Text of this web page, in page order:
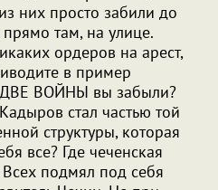
них просто забили до
там, на улице.
ордеров на арест,
в пример
ДВЕ ВОЙНЫ вы забыли?
стал частью той
структуры, которая
все? Где чеченская
подмял под себя